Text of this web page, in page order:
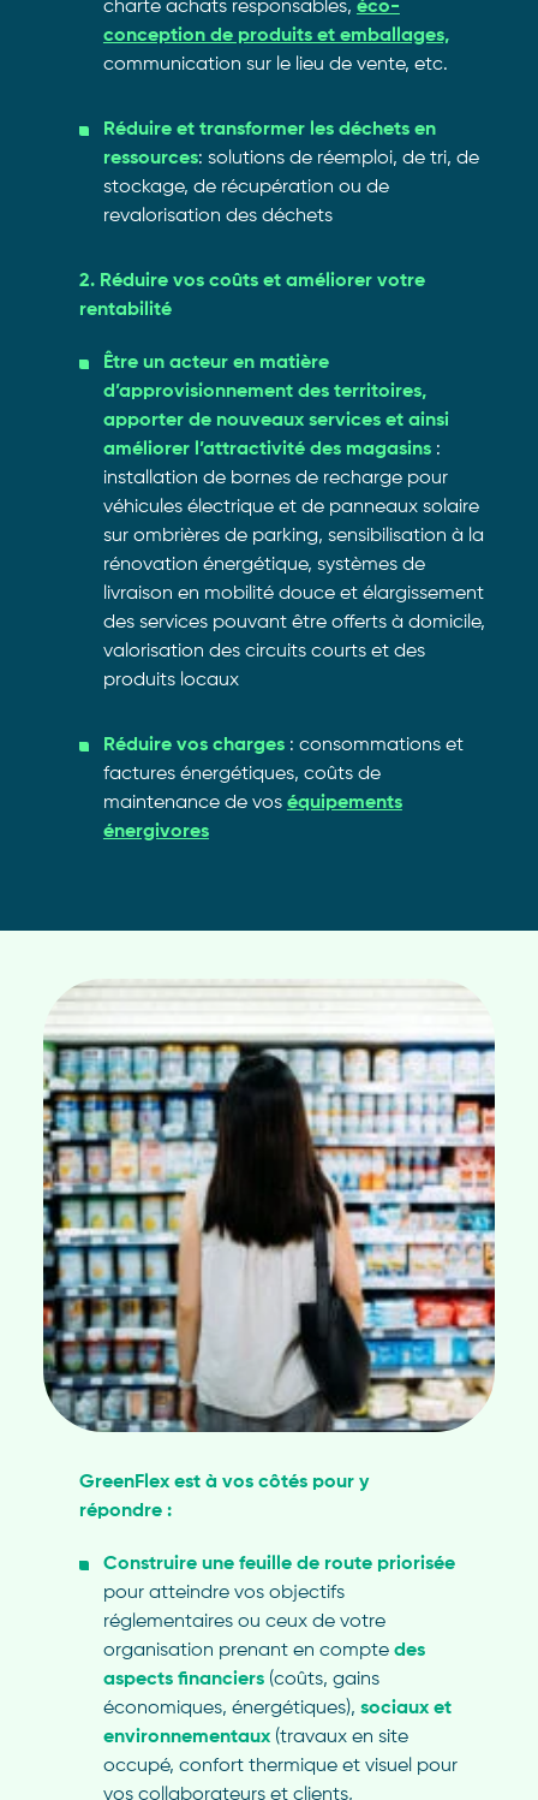
charte achats responsables, éco-
conception de produits et emballages,
communication sur le lieu de vente, etc.
Réduire et transformer les déchets en
ressources: solutions de réemploi, de tri, de
stockage, de récupération ou de
revalorisation des déchets
2. Réduire vos coûts et améliorer votre
rentabilité
Être un acteur en matière
d’approvisionnement des territoires,
apporter de nouveaux services et ainsi
améliorer l’attractivité des magasins :
installation de bornes de recharge pour
véhicules électrique et de panneaux solaire
sur ombrières de parking, sensibilisation à la
rénovation énergétique, systèmes de
livraison en mobilité douce et élargissement
des services pouvant être offerts à domicile,
valorisation des circuits courts et des
produits locaux
Réduire vos charges: consommations et
factures énergétiques, coûts de
maintenance de vos équipements
énergivores
GreenFlex est à vos côtés pour y
répondre :
Construire une feuille de route priorisée
pour atteindre vos objectifs
réglementaires ou ceux de votre
organisation prenant en compte des
aspects financiers(coûts, gains
économiques, énergétiques), sociaux et
environnementaux(travaux en site
occupé, confort thermique et visuel pour
vos collaborateurs et clients,